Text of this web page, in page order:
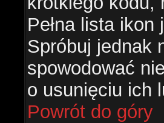
Pełna lista
Spróbuj jednak
spowodować
o usunięciu ich
Powrót do góry